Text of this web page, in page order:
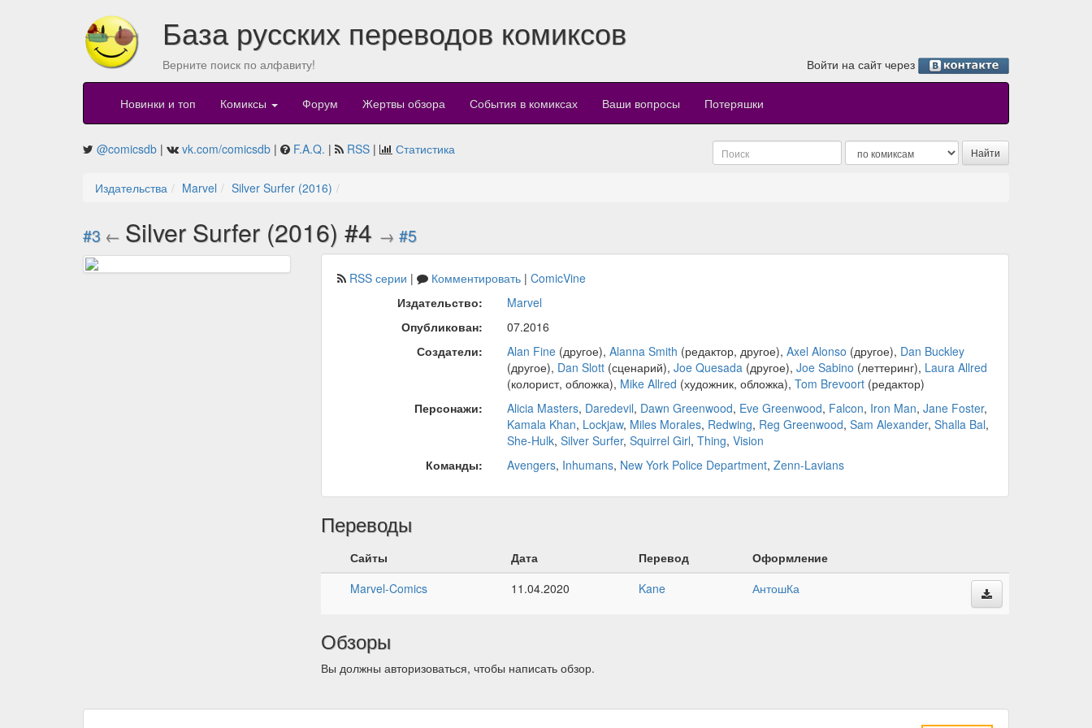
База русских переводов комиксов
Верните поиск по алфавиту! Войти на сайт через
Новинки и топ Комиксы Форум Жертвы обзора События в комиксах Ваши вопросы Потеряшки
@comicsdb | vk.com/comicsdb | F.A.Q. | RSS | Статистика
Издательства Marvel Silver Surfer (2016)
#3 ← Silver Surfer (2016) #4 → #5
RSS серии | Комментировать| ComicVine
Издательство:
Marvel
Опубликован:
07.2016
Создатели:
Alan Fine(другое), Alanna Smith (редактор, другое), Axel Alonso (другое), Dan Buckley
(другое), Dan Slott(сценарий), Joe Quesada(другое), Joe Sabino (леттеринг), Laura Allred
(колорист, обложка), Mike Allred (художник, обложка), Tom Brevoort(редактор)
Персонажи:
Alicia Masters, Daredevil, Dawn Greenwood, Eve Greenwood, Falcon, Iron Man, Jane Foster,
Kamala Khan, Lockjaw, Miles Morales, Redwing, Reg Greenwood, Sam Alexander, Shalla Bal,
She-Hulk, Silver Surfer, Squirrel Girl, Thing, Vision
Команды:
Avengers, Inhumans, New York Police Department, Zenn-Lavians
Переводы
Сайты Дата Перевод
Оформление
Marvel-Comics
11.04.2020 Kane АнтошКа
Обзоры
Вы должны авторизоваться, чтобы написать обзор.